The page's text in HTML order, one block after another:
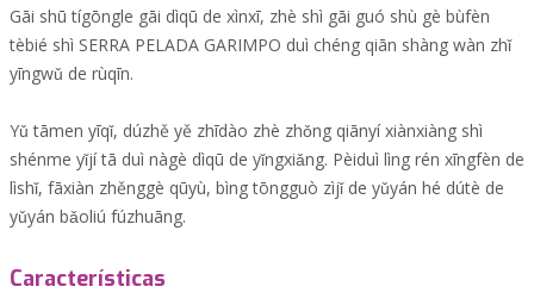
Gāi shū tígōngle gāi dìqū de xìnxī, zhè shì gāi guó shù gè bùfèn
tèbié shì SERRA PELADA GARIMPO duì chéng qiān shàng wàn zhǐ
yīngwǔ de rùqīn.
Yǔ tāmen yīqǐ, dúzhě yě zhīdào zhè zhǒng qiānyí xiànxiàng shì
shénme yǐjí tā duì nàgè dìqū de yǐngxiǎng. Pèiduì lìng rén xīngfèn de
lìshǐ, fāxiàn zhěnggè qūyù, bìng tōngguò zìjǐ de yǔyán hé dútè de
yǔyán bǎoliú fúzhuāng.
Características